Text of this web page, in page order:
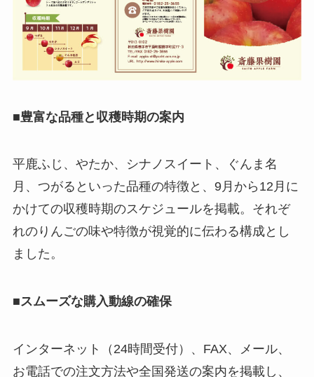
■豊富な品種と収穫時期の案内
平鹿ふじ、やたか、シナノスイート、ぐんま名
月、つがるといった品種の特徴と、9月から12月に
かけての収穫時期のスケジュールを掲載。それぞ
れのりんごの味や特徴が視覚的に伝わる構成とし
ました。
■スムーズな購入動線の確保
インターネット（24時間受付）、FAX、メール、
お電話での注文方法や全国発送の案内を掲載し、